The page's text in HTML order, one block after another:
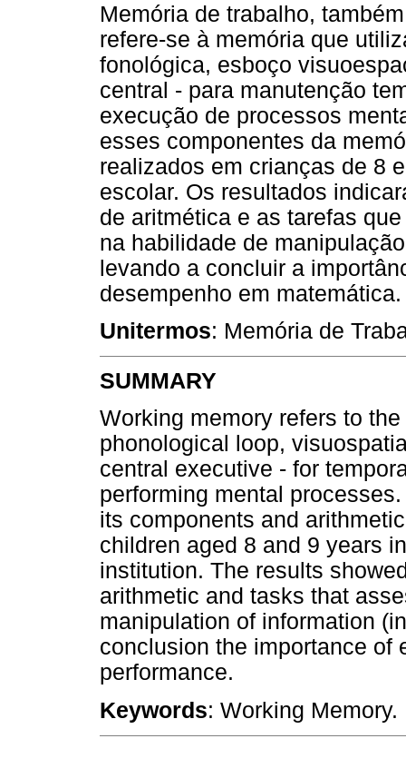
Memória de trabalho,
refere-se à memória que
fonológica, esboço
central - para manutenção
execução de processos
esses componentes da
realizados em crianças de 8
escolar. Os resultados
de aritmética e as tarefas
na habilidade de
levando a concluir a
desempenho em matemática.
Unitermos: Memória de
SUMMARY
Working memory refers to
phonological loop,
central executive - for
performing mental
its components and
children aged 8 and 9 years
institution. The results
arithmetic and tasks that
manipulation of information
conclusion the importance of
performance.
Keywords: Working